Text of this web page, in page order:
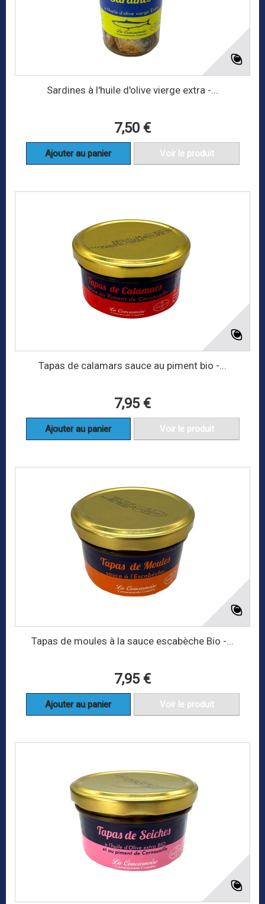
Sardines à l'huile d'olive vierge extra -...
7,50 €
Ajouter au panier Voir le produit
Tapas de calamars sauce au piment bio -...
7,95 €
Ajouter au panier Voir le produit
Tapas de moules à la sauce escabèche Bio -...
7,95 €
Ajouter au panier Voir le produit